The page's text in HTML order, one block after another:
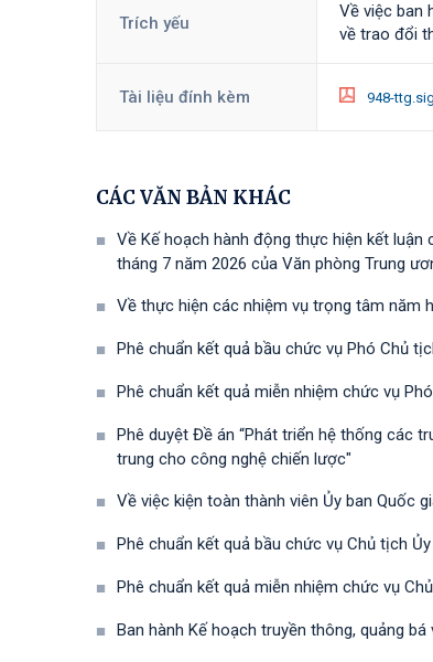
Trích yếu
Về việc ban
về trao đổi
Tài liệu đính kèm 948-
CÁC VĂN BẢN KHÁC
Về Kế hoạch hành động thực hiện kết
tháng 7 năm 2026 của Văn phòng Trung
Về thực hiện các nhiệm vụ trọng tâm năm
Phê chuẩn kết quả bầu chức vụ Phó Chủ
Phê chuẩn kết quả miễn nhiệm chức vụ
Phê duyệt Đề án “Phát triển hệ thống các
trung cho công nghệ chiến lược"
Về việc kiện toàn thành viên Ủy ban Quốc
Phê chuẩn kết quả bầu chức vụ Chủ tịch
Phê chuẩn kết quả miễn nhiệm chức vụ
Ban hành Kế hoạch truyền thông, quảng